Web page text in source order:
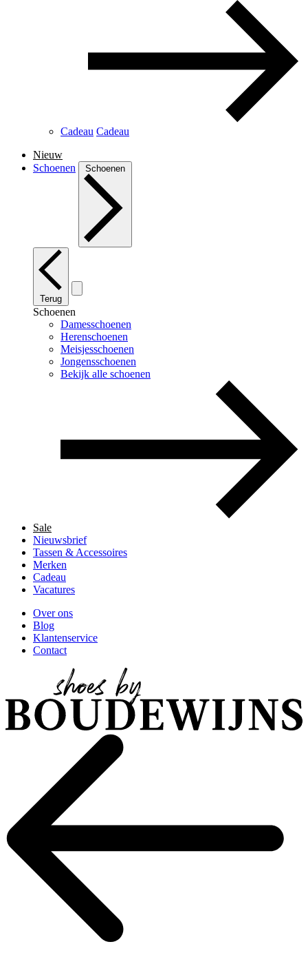
Cadeau Cadeau
Nieuw
Schoenen
Schoenen
Terug
Schoenen
Damesschoenen
Herenschoenen
Meisjesschoenen
Jongensschoenen
Bekijk alle schoenen
Sale
Nieuwsbrief
Tassen & Accessoires
Merken
Cadeau
Vacatures
Over ons
Blog
Klantenservice
Contact